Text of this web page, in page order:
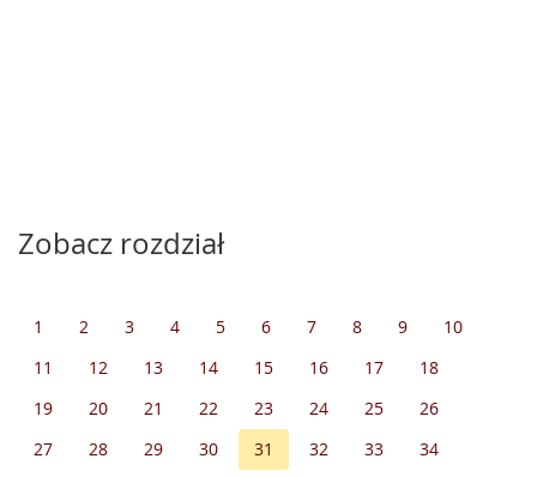
Zobacz rozdział
1 2 3 4 5 6 7 8 9
10
11
12 13 14 15 16 17
18
19
20 21 22 23 24 25
26
27
28 29 30 31 32 33
34